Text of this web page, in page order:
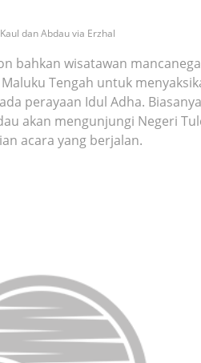
dan Abdau via Erzhal
bahkan wisatawan
Tengah untuk
perayaan Idul Adha.
akan mengunjungi Negeri
acara yang berjalan.